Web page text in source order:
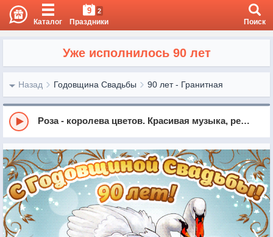
Каталог
9 2
Праздники Поиск
Уже исполнилось 90 лет
Назад Годовщина Свадьбы 90 лет - Гранитная
Роза - королева цветов. Красивая музыка, релакс, саксофон